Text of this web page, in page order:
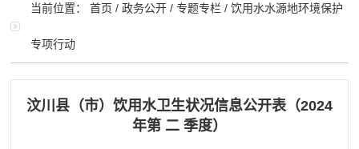
当前位置：首页 /政务公开 /专题专栏 /饮用水水源地环境保护
专项行动
汶川县（市）饮用水卫生状况信息公开表（2024
年第 二 季度）